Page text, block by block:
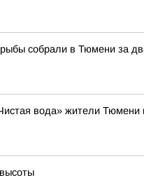
собрали в Тюмени за
вода» жители Тюмени